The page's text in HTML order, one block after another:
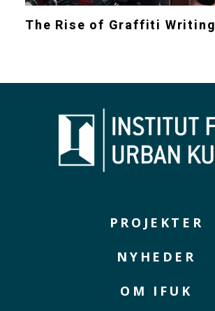
The Rise of Graffiti Writing
PROJEKTER
NYHEDER
OM IFUK